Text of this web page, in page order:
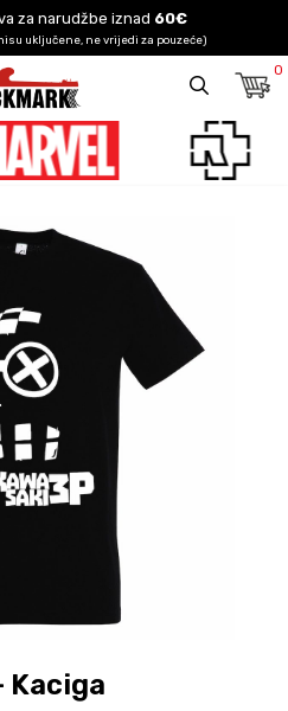
za narudžbe iznad 60€
uključene, ne vrijedi za pouzeće)
0
Kaciga